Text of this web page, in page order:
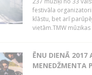
festivāla
klāstu, bet arī
vietām.TMW
ĒNU DIENĀ 2017
MENEDŽMENTA